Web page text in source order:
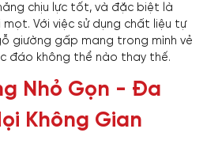
chịu lực tốt, và đặc biệt là
mọt. Với việc sử dụng chất liệu tự
giường gấp mang trong mình vẻ
đáo không thể nào thay thế.
Nhỏ Gọn - Đa
Không Gian